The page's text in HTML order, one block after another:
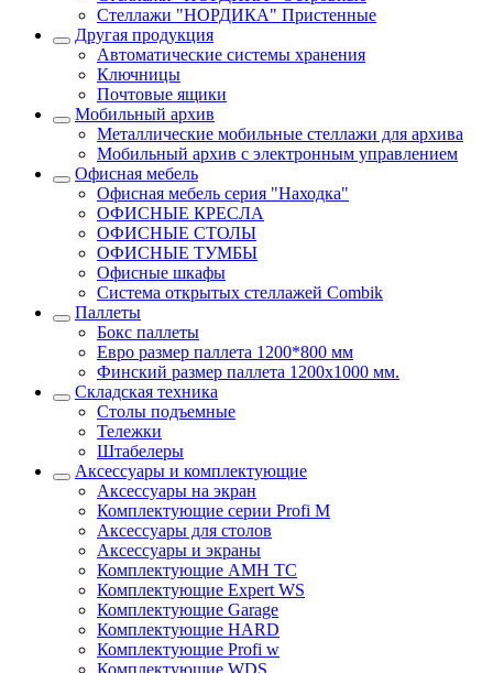
Стеллажи "НОРДИКА" Пристенные
Другая продукция
Автоматические системы хранения
Ключницы
Почтовые ящики
Мобильный архив
Металлические мобильные стеллажи для архива
Мобильный архив с электронным управлением
Офисная мебель
Офисная мебель серия "Находка"
ОФИСНЫЕ КРЕСЛА
ОФИСНЫЕ СТОЛЫ
ОФИСНЫЕ ТУМБЫ
Офисные шкафы
Система открытых стеллажей Combik
Паллеты
Бокс паллеты
Евро размер паллета 1200*800 мм
Финский размер паллета 1200х1000 мм.
Складская техника
Столы подъемные
Тележки
Штабелеры
Аксессуары и комплектующие
Аксессуары на экран
Комплектующие серии Profi M
Аксессуары для столов
Аксессуары и экраны
Комплектующие AMH TC
Комплектующие Expert WS
Комплектующие Garage
Комплектующие HARD
Комплектующие Profi w
Комплектующие WDS